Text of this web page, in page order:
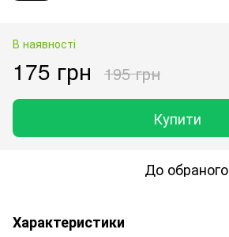
В наявності
175 грн 195 грн
Купити
До обраного
Характеристики